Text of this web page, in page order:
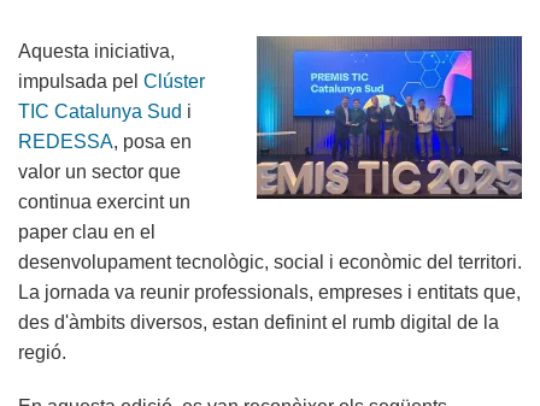
Aquesta iniciativa,
impulsada pel Clúster
TIC Catalunya Sud i
REDESSA, posa en
valor un sector que
continua exercint un
paper clau en el
desenvolupament tecnològic, social i econòmic del territori.
La jornada va reunir professionals, empreses i entitats que,
des d'àmbits diversos, estan definint el rumb digital de la
regió.